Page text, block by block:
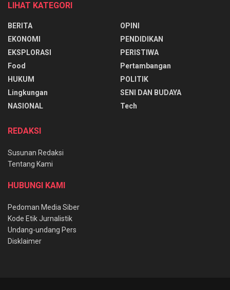
LIHAT KATEGORI
BERITA
EKONOMI
EKSPLORASI
Food
HUKUM
Lingkungan
NASIONAL
OPINI
PENDIDIKAN
PERISTIWA
Pertambangan
POLITIK
SENI DAN BUDAYA
Tech
REDAKSI
Susunan Redaksi
Tentang Kami
HUBUNGI KAMI
Pedoman Media Siber
Kode Etik Jurnalistik
Undang-undang Pers
Disklaimer